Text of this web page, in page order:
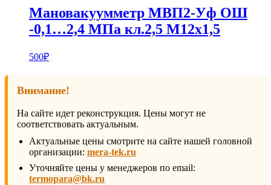
Мановакуумметр МВП2-Уф ОШ
-0,1…2,4 МПа кл.2,5 М12х1,5
500₽
Внимание!
На сайте идет реконструкция. Цены могут не
соответствовать актуальным.
Актуальные цены смотрите на сайте нашей головной
организации: mera-tek.ru
Уточняйте цены у менеджеров по email:
termopara@bk.ru